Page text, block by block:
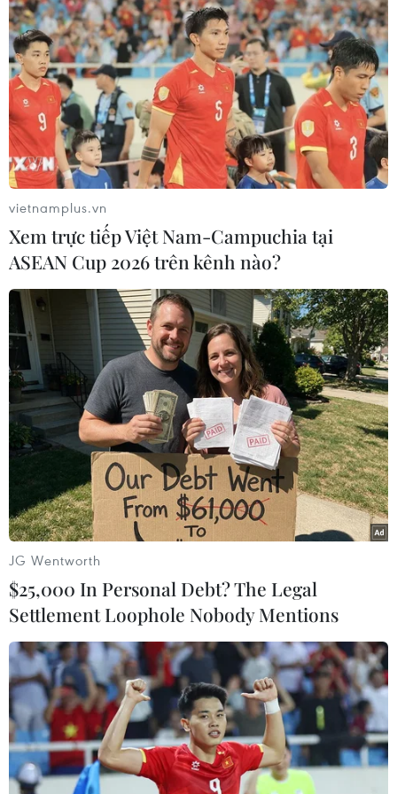
Cựu Thủ tướng Thái Lan Yingluck
Shinawatra ra hầu tòa
19/05/2015 06:54
Thủ tướng bị phế truất của Thái Lan Yingluck Shinawatra
đã xuất hiện tại Tòa án Tối cao trong phiên xét xử có thể
sẽ khiến bà phải lĩnh án tù 10 năm, bất chấp việc cựu
lãnh đạo này tuyên bố vô tội.
Thái Lan: Cựu Thủ tướng Yingluck bị cấm
vietnamplus.vn
Xem trực tiếp Việt Nam-Campuchia tại
ASEAN Cup 2026 trên kênh nào?
JG Wentworth
$25,000 In Personal Debt? The Legal
Settlement Loophole Nobody Mentions